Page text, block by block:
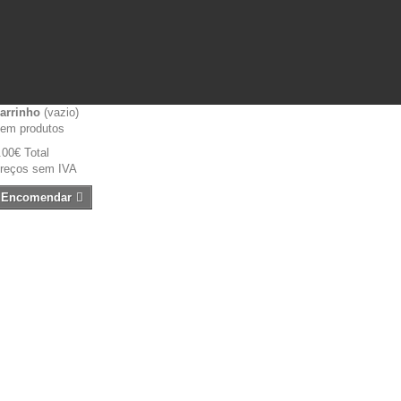
(vazio)
produtos
Total
sem IVA
Encomendar